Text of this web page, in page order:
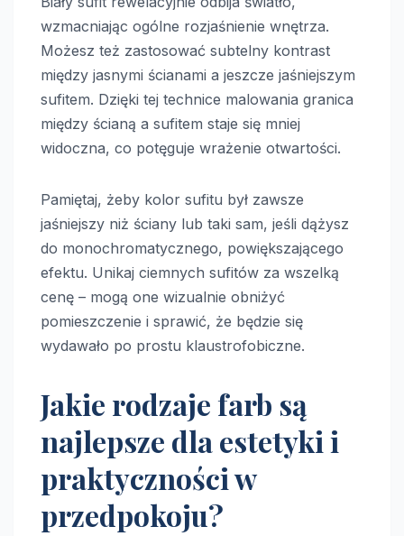
wzmacniając ogólne rozjaśnienie wnętrza.
Możesz też zastosować subtelny kontrast
między jasnymi ścianami a jeszcze jaśniejszym
sufitem. Dzięki tej technice malowania granica
między ścianą a sufitem staje się mniej
widoczna, co potęguje wrażenie otwartości.
Pamiętaj, żeby kolor sufitu był zawsze
jaśniejszy niż ściany lub taki sam, jeśli dążysz
do monochromatycznego, powiększającego
efektu. Unikaj ciemnych sufitów za wszelką
cenę – mogą one wizualnie obniżyć
pomieszczenie i sprawić, że będzie się
wydawało po prostu klaustrofobiczne.
Jakie rodzaje farb są
najlepsze dla estetyki i
praktyczności w
przedpokoju?